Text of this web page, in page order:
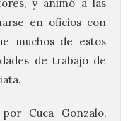
y animó a las
en oficios con
muchos de estos
de trabajo de
Cuca Gonzalo,